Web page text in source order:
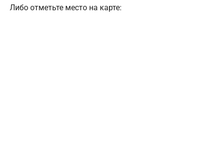
Либо отметьте место на карте: